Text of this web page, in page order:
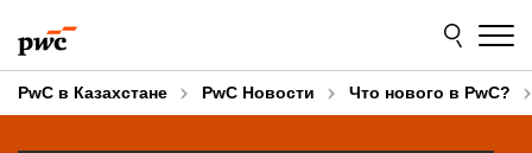
to
content
to
footer
PwC в Казахстане PwC Новости Что нового в PwC?